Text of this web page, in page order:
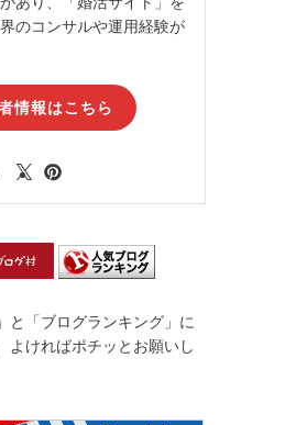
のコンサルや運用経験が
情報はこちら
と「ブログランキング」に
よければポチッとお願いし